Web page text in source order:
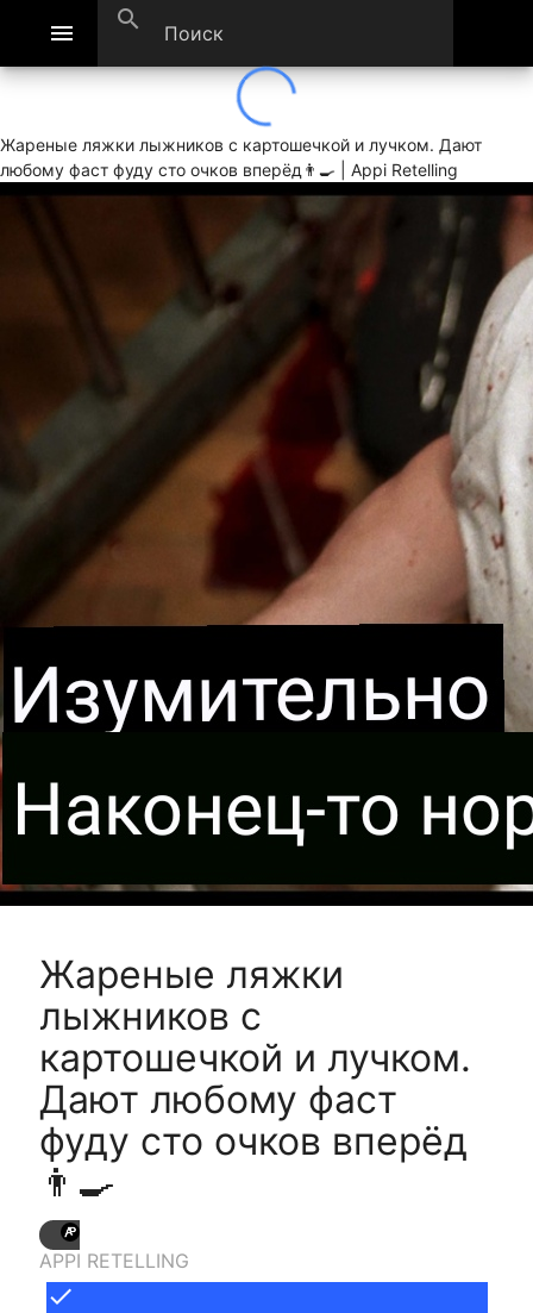
menu search
Жареные ляжки лыжников с картошечкой и лучком. Дают
любому фаст фуду сто очков вперёд👨‍🍳 | Appi Retelling
Жареные ляжки
лыжников с
картошечкой и лучком.
Дают любому фаст
фуду сто очков вперёд
👨‍🍳
APPI RETELLING
done